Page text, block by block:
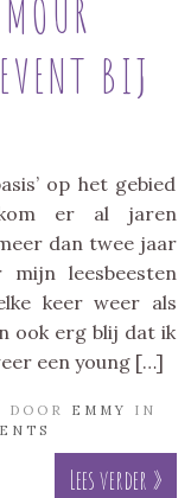
BIJ
op het gebied
kom er al jaren
dan twee jaar
leesbeesten
keer weer als
ook erg blij dat ik
een young […]
DOOR EMMY
IN
Lees verder »